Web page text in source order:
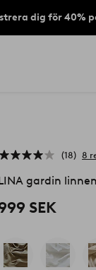
dig för 40%
18 8
gardin
SEK